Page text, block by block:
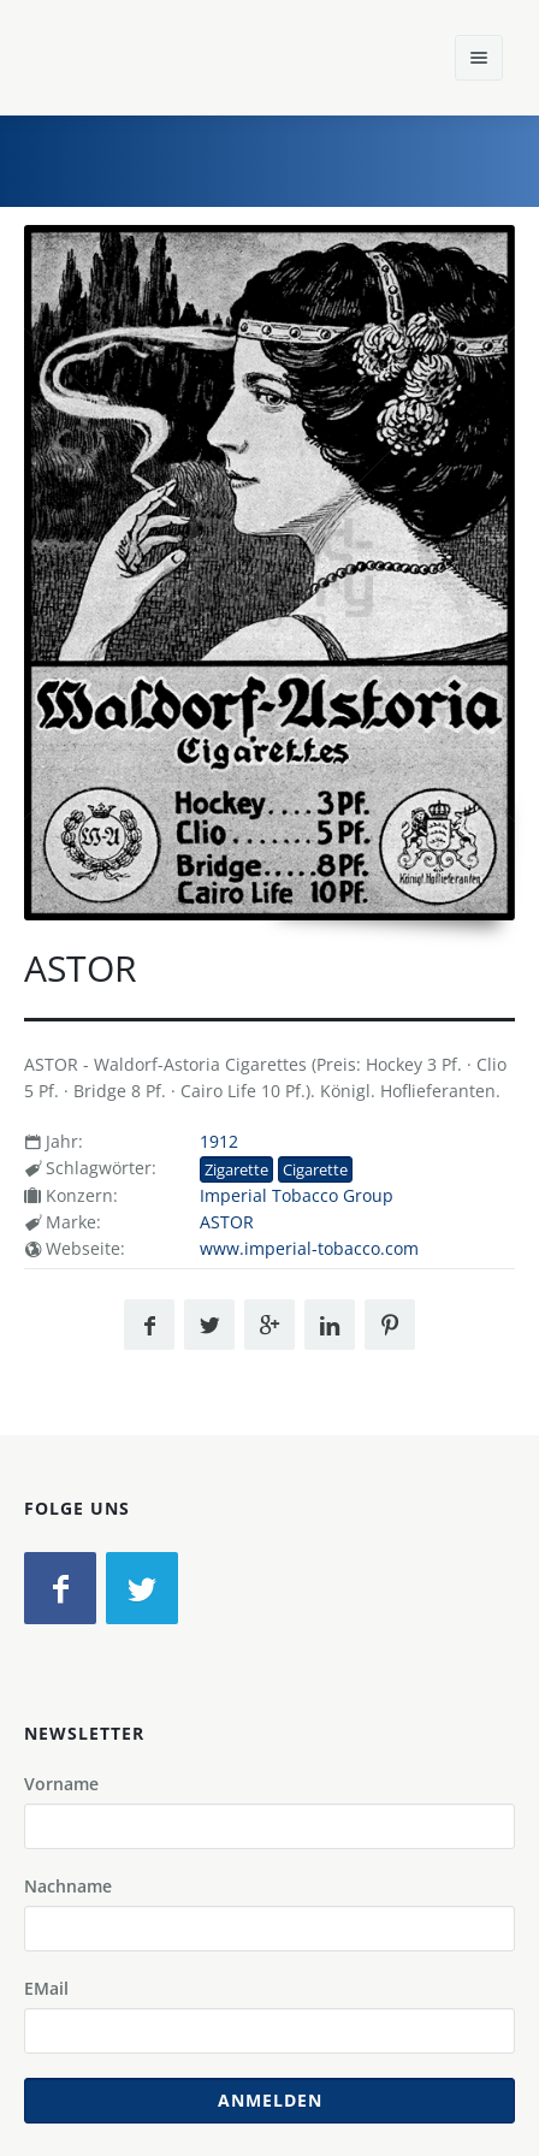
Home
Einst und Heute
Marken
Konzerne
Epoche
ASTOR
ASTOR - Waldorf-Astoria Cigarettes (Preis: Hockey 3 Pf. · Clio
5 Pf. · Bridge 8 Pf. · Cairo Life 10 Pf.). Königl. Hoflieferanten.
Jahr:
1912
Schlagwörter:
Zigarette Cigarette
Konzern:
Imperial Tobacco Group
Marke:
ASTOR
Webseite:
www.imperial-tobacco.com
FOLGE UNS
NEWSLETTER
Vorname
Nachname
EMail
ANMELDEN